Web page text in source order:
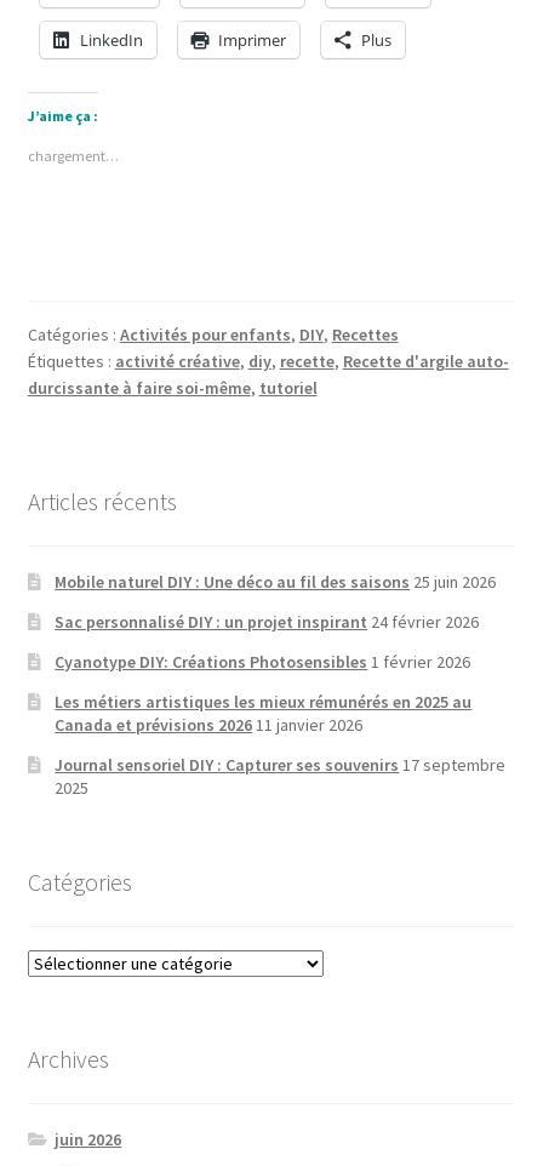
LinkedIn Imprimer Plus
J’aime ça :
chargement…
Catégories : Activités pour enfants, DIY, Recettes
Étiquettes : activité créative, diy, recette, Recette d'argile auto-
durcissante à faire soi-même, tutoriel
Articles récents
Mobile naturel DIY : Une déco au fil des saisons 25 juin 2026
Sac personnalisé DIY : un projet inspirant 24 février 2026
Cyanotype DIY: Créations Photosensibles 1 février 2026
Les métiers artistiques les mieux rémunérés en 2025 au
Canada et prévisions 202611 janvier 2026
Journal sensoriel DIY : Capturer ses souvenirs 17 septembre
2025
Catégories
Catégories
Archives
juin 2026